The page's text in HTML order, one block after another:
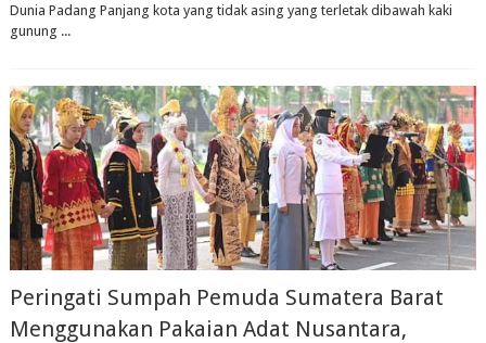
Dunia Padang Panjang kota yang tidak asing yang terletak dibawah kaki
gunung ...
Peringati Sumpah Pemuda Sumatera Barat
Menggunakan Pakaian Adat Nusantara,